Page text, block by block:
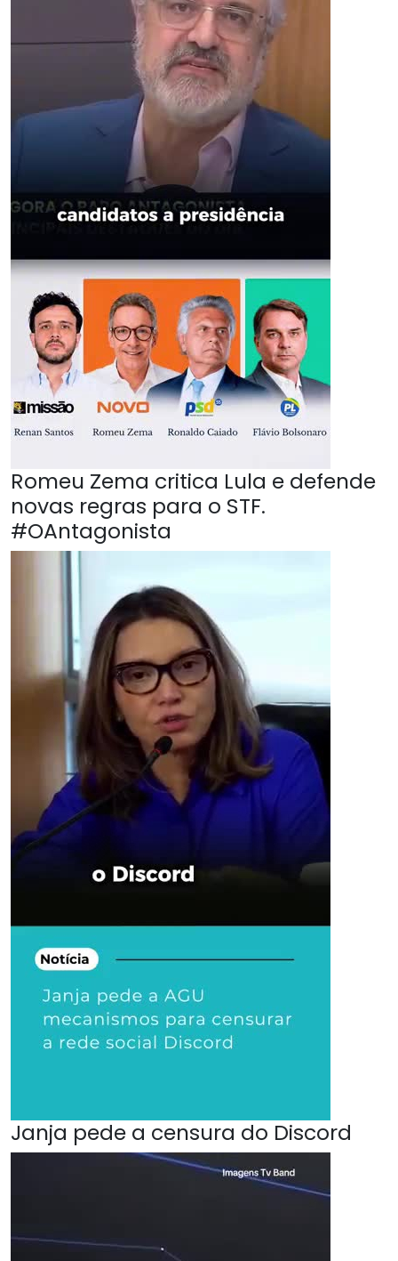
Romeu Zema critica Lula e defende
novas regras para o STF.
#OAntagonista
Janja pede a censura do Discord